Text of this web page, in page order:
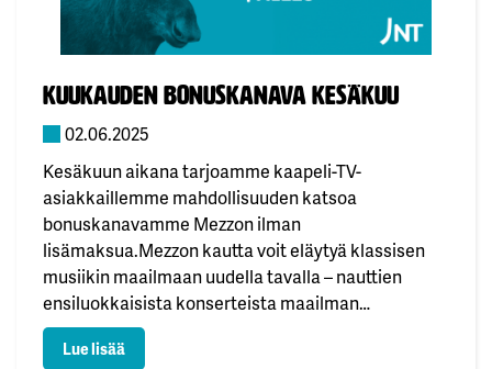
Kuukauden bonuskanava kesäkuu
Julkaistu:
02.06.2025
Kesäkuun aikana tarjoamme kaapeli-TV-
asiakkaillemme mahdollisuuden katsoa
bonuskanavamme Mezzon ilman
lisämaksua.Mezzon kautta voit eläytyä klassisen
musiikin maailmaan uudella tavalla – nauttien
ensiluokkaisista konserteista maailman
arvostetuimmista konserttisaleista, erinomaisella
kuvanlaadulla ja elävillä väreillä.Bonuskanava on
Lue lisää